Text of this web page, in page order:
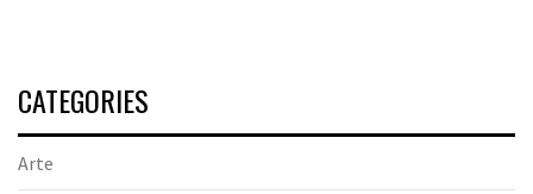
CATEGORIES
Arte